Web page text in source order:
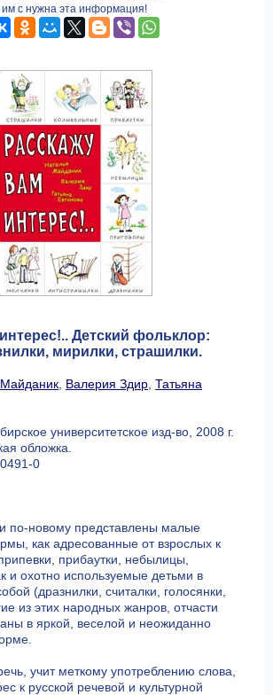
им с нужна эта информация!
Детский фольклор:
мирилки, страшилки.
Валерия Здир Татьяна
университетское изд-во, 2008 г.
обложка.
0
по-новому представлены малые
как адресованные от взрослых к
прибаутки, небылицы,
и охотно используемые детьми в
(дразнилки, считалки, голосянки,
из этих народных жанров, отчасти
в яркой, веселой и неожиданно
учит меткому употреблению слова,
к русской речевой и культурной